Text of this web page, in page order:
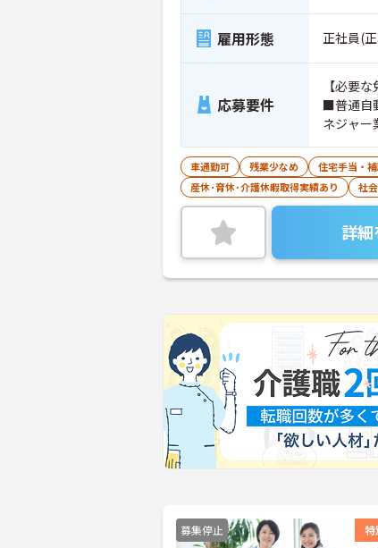
雇用形態 正社員(
応募要件
【必要
■普通自動車
ネジャー
車通勤可 残業少なめ 住宅手当・
産休･育休･介護休暇取得実績あり
社
詳細
募集停止 特